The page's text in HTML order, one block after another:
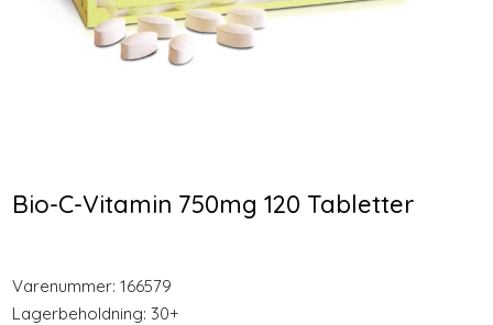
373,00
279,75
319,00
239,25
Bio-C-Vitamin 750mg 120 Tabletter
Varenummer: 166579
Lagerbeholdning: 30+
Merker